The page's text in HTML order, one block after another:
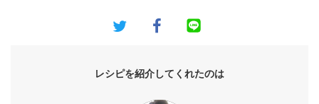
レシピを紹介してくれたのは